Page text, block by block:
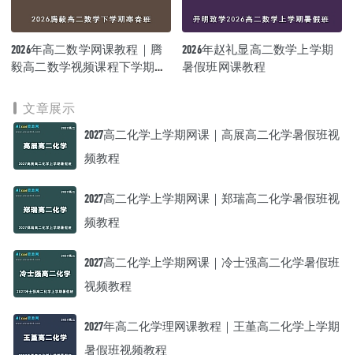
2026年高二数学网课教程｜腾
毅高二数学视频课程下学期寒
2026年赵礼显高二数学上学期
暑假班网课教程
文章展示
2027高二化学上学期网课｜高展高二化学暑假班视
频教程
2027高二化学上学期网课｜郑瑞高二化学暑假班视
频教程
2027高二化学上学期网课｜冷士强高二化学暑假班
视频教程
2027年高二化学理网课教程｜王堇高二化学上学期
暑假班视频教程